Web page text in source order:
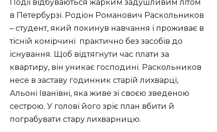
Події відбуваються жарким задушливим літом
в Петербурзі. Родіон Романович Раскольников
– студент, який покинув навчання і проживає в
тісній комірчині практично без засобів до
існування. Щоб відтягнути час плати за
квартиру, він уникає господині. Раскольников
несе в заставу годинник старій лихварці,
Альоні Іванівні, яка живе зі своєю зведеною
сестрою. У голові його зріє план вбити й
пограбувати стару лихварницю.